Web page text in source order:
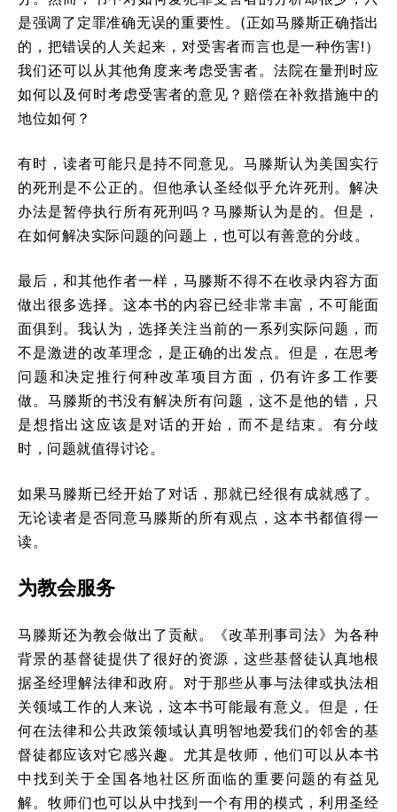
是强调了定罪准确无误的重要性。(正如马滕斯正确指出
的，把错误的人关起来，对受害者而言也是一种伤害!）
我们还可以从其他角度来考虑受害者。法院在量刑时应
如何以及何时考虑受害者的意见？赔偿在补救措施中的
地位如何？
有时，读者可能只是持不同意见。马滕斯认为美国实行
的死刑是不公正的。但他承认圣经似乎允许死刑。解决
办法是暂停执行所有死刑吗？马滕斯认为是的。但是，
在如何解决实际问题的问题上，也可以有善意的分歧。
最后，和其他作者一样，马滕斯不得不在收录内容方面
做出很多选择。这本书的内容已经非常丰富，不可能面
面俱到。我认为，选择关注当前的一系列实际问题，而
不是激进的改革理念，是正确的出发点。但是，在思考
问题和决定推行何种改革项目方面，仍有许多工作要
做。马滕斯的书没有解决所有问题，这不是他的错，只
是想指出这应该是对话的开始，而不是结束。有分歧
时，问题就值得讨论。
如果马滕斯已经开始了对话，那就已经很有成就感了。
无论读者是否同意马滕斯的所有观点，这本书都值得一
读。
为教会服务
马滕斯还为教会做出了贡献。《改革刑事司法》为各种
背景的基督徒提供了很好的资源，这些基督徒认真地根
据圣经理解法律和政府。对于那些从事与法律或执法相
关领域工作的人来说，这本书可能最有意义。但是，任
何在法律和公共政策领域认真明智地爱我们的邻舍的基
督徒都应该对它感兴趣。尤其是牧师，他们可以从本书
中找到关于全国各地社区所面临的重要问题的有益见
解。牧师们也可以从中找到一个有用的模式，利用圣经